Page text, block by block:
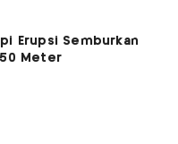
Erupsi Semburkan
Meter